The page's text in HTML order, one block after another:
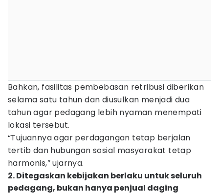
Bahkan, fasilitas pembebasan retribusi diberikan
selama satu tahun dan diusulkan menjadi dua
tahun agar pedagang lebih nyaman menempati
lokasi tersebut.
“Tujuannya agar perdagangan tetap berjalan
tertib dan hubungan sosial masyarakat tetap
harmonis,” ujarnya.
2. Ditegaskan kebijakan berlaku untuk seluruh
pedagang, bukan hanya penjual daging